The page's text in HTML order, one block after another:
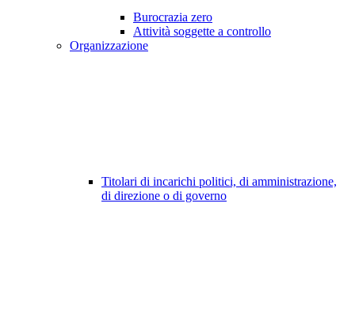
Burocrazia zero
Attività soggette a controllo
Organizzazione
Titolari di incarichi politici, di amministrazione,
di direzione o di governo